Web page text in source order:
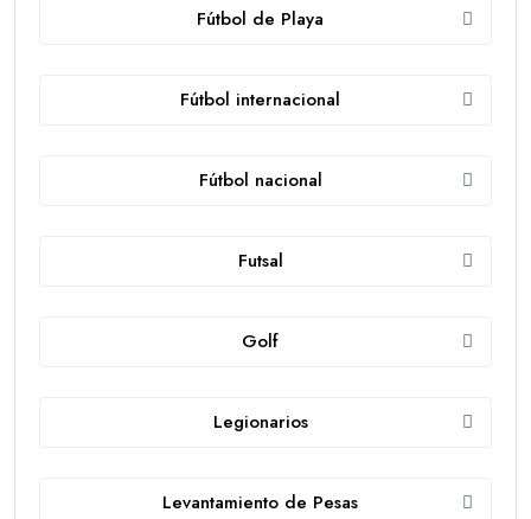
Fútbol de Playa
Fútbol internacional
Fútbol nacional
Futsal
Golf
Legionarios
Levantamiento de Pesas